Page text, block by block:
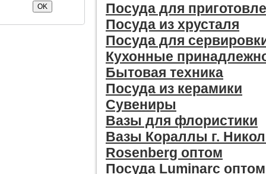
Посуда для
Посуда из хрусталя
Посуда для
Кухонные
Бытовая техника
Посуда из керамики
Сувениры
Вазы для флористики
Вазы Кораллы г.
Rosenberg оптом
Посуда Luminarc оптом